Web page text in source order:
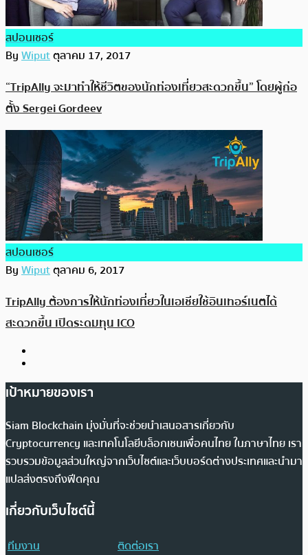
สปอนเซอร์
ByWiputตุลาคม 17, 2017
“TripAlly จะมาทำให้ชีวิตของนักท่องเที่ยวสะดวกขึ้น” โดยผู้ก่อ
ตั้ง Sergei Gordeev
สปอนเซอร์
ByWiputตุลาคม 6, 2017
TripAlly ต้องการให้นักท่องเที่ยวในเอเชียใช้อินเทอร์เนตได้
สะดวกขึ้น เปิดระดมทุน ICO
เป้าหมายของเรา
Siam Blockchain มุ่งมั่นที่จะช่วยนำเสนอสารเกี่ยวกับ
Cryptocurrency และเทคโนโลยีบล็อกเชนเพื่อคนไทย ในภาษาไทย เรา
รวบรวมข้อมูลส่วนใหญ่จากเว็บไซต์และเว็บบอร์ดต่างประเทศและนำมา
แปลส่งตรงถึงฟีดคุณ
เกี่ยวกับเว็บไซต์นี้
ทีมงาน ติดต่อเรา